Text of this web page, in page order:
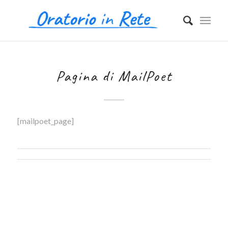
Pagina di MailPoet
[mailpoet_page]